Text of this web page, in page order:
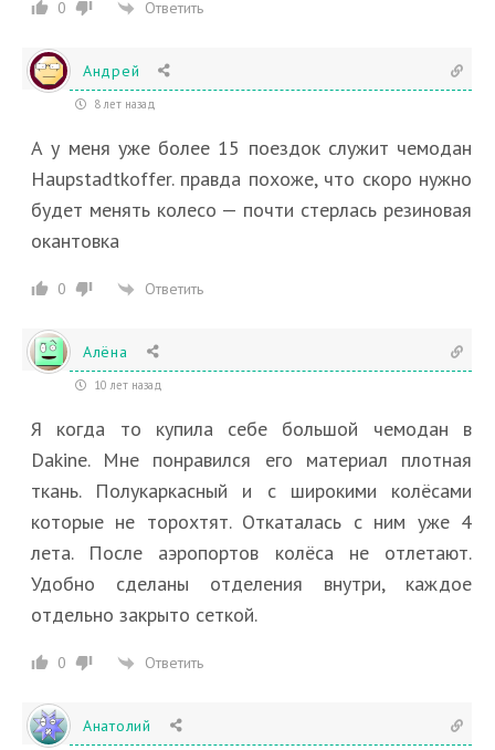
0 Ответить
Андрей
8 лет назад
А у меня уже более 15 поездок служит чемодан
Haupstadtkoffer. правда похоже, что скоро нужно
будет менять колесо — почти стерлась резиновая
окантовка
0 Ответить
Алёна
10 лет назад
Я когда то купила себе большой чемодан в
Dakine. Мне понравился его материал плотная
ткань. Полукаркасный и с широкими колёсами
которые не торохтят. Откаталась с ним уже 4
лета. После аэропортов колёса не отлетают.
Удобно сделаны отделения внутри, каждое
отдельно закрыто сеткой.
0 Ответить
Анатолий